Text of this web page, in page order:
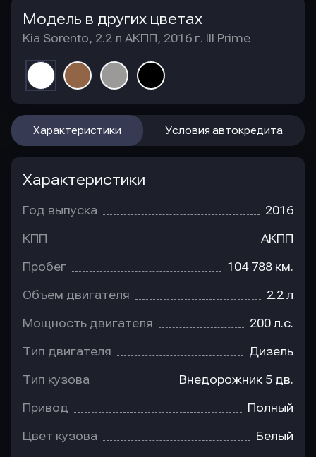
Модель в других цветах
Kia Sorento, 2.2 л АКПП, 2016 г. III Prime
Характеристики Условия автокредита
Характеристики
Год выпуска 2016
КПП АКПП
Пробег 104 788 км.
Объем двигателя 2.2 л
Мощность двигателя 200 л.с.
Тип двигателя Дизель
Тип кузова Внедорожник 5 дв.
Привод Полный
Цвет кузова Белый